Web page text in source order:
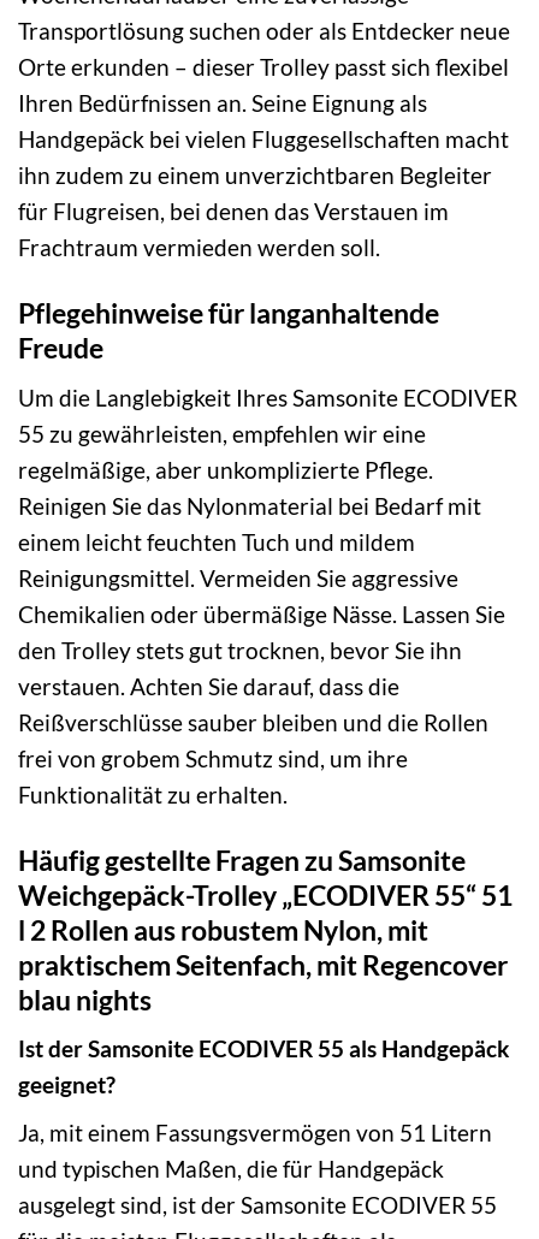
Transportlösung suchen oder als Entdecker neue
Orte erkunden – dieser Trolley passt sich flexibel
Ihren Bedürfnissen an. Seine Eignung als
Handgepäck bei vielen Fluggesellschaften macht
ihn zudem zu einem unverzichtbaren Begleiter
für Flugreisen, bei denen das Verstauen im
Frachtraum vermieden werden soll.
Pflegehinweise für langanhaltende
Freude
Um die Langlebigkeit Ihres Samsonite ECODIVER
55 zu gewährleisten, empfehlen wir eine
regelmäßige, aber unkomplizierte Pflege.
Reinigen Sie das Nylonmaterial bei Bedarf mit
einem leicht feuchten Tuch und mildem
Reinigungsmittel. Vermeiden Sie aggressive
Chemikalien oder übermäßige Nässe. Lassen Sie
den Trolley stets gut trocknen, bevor Sie ihn
verstauen. Achten Sie darauf, dass die
Reißverschlüsse sauber bleiben und die Rollen
frei von grobem Schmutz sind, um ihre
Funktionalität zu erhalten.
Häufig gestellte Fragen zu Samsonite
Weichgepäck-Trolley „ECODIVER 55“ 51
l 2 Rollen aus robustem Nylon, mit
praktischem Seitenfach, mit Regencover
blau nights
Ist der Samsonite ECODIVER 55 als Handgepäck
geeignet?
Ja, mit einem Fassungsvermögen von 51 Litern
und typischen Maßen, die für Handgepäck
ausgelegt sind, ist der Samsonite ECODIVER 55